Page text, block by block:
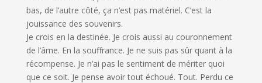
bas, de l’autre côté, ça n’est pas matériel. C’est la
jouissance des souvenirs.
Je crois en la destinée. Je crois aussi au couronnement
de l’âme. En la souffrance. Je ne suis pas sûr quant à la
récompense. Je n’ai pas le sentiment de mériter quoi
que ce soit. Je pense avoir tout échoué. Tout. Perdu ce